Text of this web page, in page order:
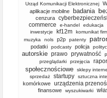
Urząd Komunikacji Elektronicznej
aplikacje mobilne badania
cenzura
commerce
e-handel edukacja
inwestycje kf12m komunikat
muzyka nols p2p patenty
podatki podcasty policja
autorskie prawo prywatność
przeglądarki
przejęcia
społecznościowe
sklepy
sprzedaż
startupy sztuczna
komórkowe
urządzenia
finansowe
wyszukiwarki